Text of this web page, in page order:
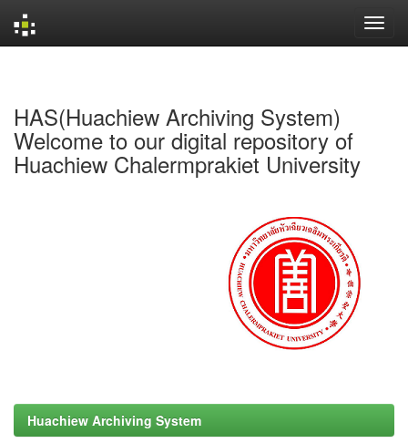
HAS(Huachiew Archiving System)
Welcome to our digital repository of
Huachiew Chalermprakiet University
Huachiew Archiving System